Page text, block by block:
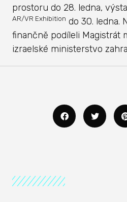
prostoru do 28. ledna,
AR/VR Exhibition do 30. ledna.
finančně podíleli Magistrát
izraelské ministerstvo